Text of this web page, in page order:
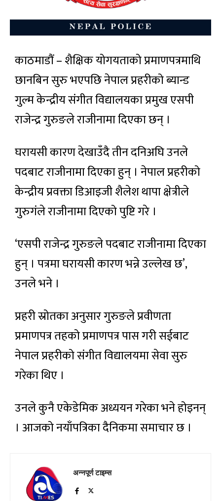
काठमाडौं – शैक्षिक योगयताको प्रमाणपत्रमाथि
छानबिन सुरु भएपछि नेपाल प्रहरीको ब्यान्ड
गुल्म केन्द्रीय संगीत विद्यालयका प्रमुख एसपी
राजेन्द्र गुरुङले राजीनामा दिएका छन् ।
घरायसी कारण देखाउँदै तीन दनिअघि उनले
पदबाट राजीनामा दिएका हुन् । नेपाल प्रहरीको
केन्द्रीय प्रवक्ता डिआइजी शैलेश थापा क्षेत्रीले
गुरुगंले राजीनामा दिएको पुष्टि गरे ।
‘एसपी राजेन्द्र गुरुङले पदबाट राजीनामा दिएका
हुन् । पत्रमा घरायसी कारण भन्ने उल्लेख छ’,
उनले भने ।
प्रहरी स्रोतका अनुसार गुरुङले प्रवीणता
प्रमाणपत्र तहको प्रमाणपत्र पास गरी सईबाट
नेपाल प्रहरीको संगीत विद्यालयमा सेवा सुरु
गरेका थिए ।
उनले कुनै एकेडेमिक अध्ययन गरेका भने होइनन्
। आजको नयाँपत्रिका दैनिकमा समाचार छ ।
अन्नपूर्ण टाइम्स